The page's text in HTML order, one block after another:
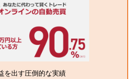
を出す圧倒的な実績